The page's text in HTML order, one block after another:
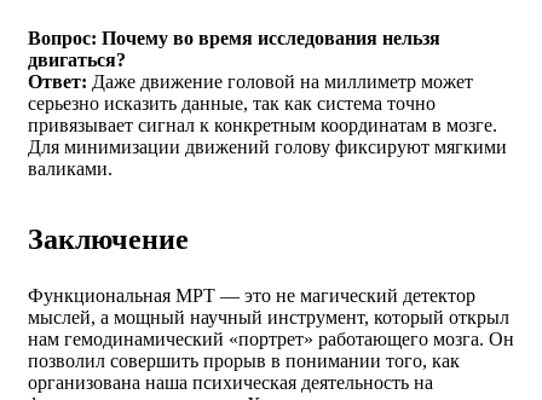
Вопрос: Почему во время исследования нельзя
двигаться?
Ответ: Даже движение головой на миллиметр может
серьезно исказить данные, так как система точно
привязывает сигнал к конкретным координатам в мозге.
Для минимизации движений голову фиксируют мягкими
валиками.
Заключение
Функциональная МРТ — это не магический детектор
мыслей, а мощный научный инструмент, который открыл
нам гемодинамический «портрет» работающего мозга. Он
позволил совершить прорыв в понимании того, как
организована наша психическая деятельность на